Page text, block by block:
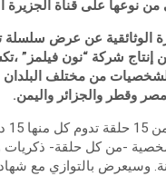
من نوعها على قناة الجزيرة
الوثائقية عن عرض
إنتاج شركة “نون فيلمز”
من مختلف البلدان
وقطر والجزائر واليمن.
-من كل حلقة- ذكريات
وسيعرض بالتوازي مع